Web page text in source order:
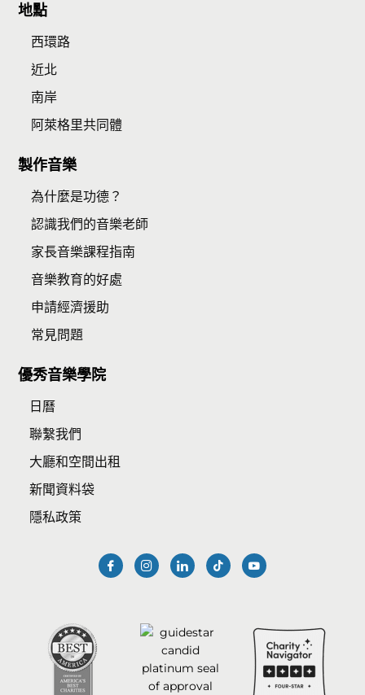
地點
西環路
近北
南岸
阿萊格里共同體
製作音樂
為什麼是功德？
認識我們的音樂老師
家長音樂課程指南
音樂教育的好處
申請經濟援助
常見問題
優秀音樂學院
日曆
聯繫我們
大廳和空間出租
新聞資料袋
隱私政策